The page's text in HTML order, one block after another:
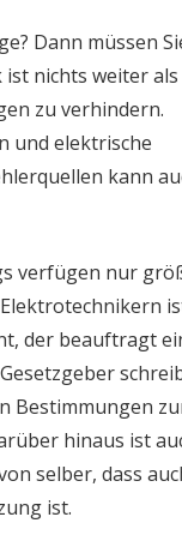
Dann müssen
nichts weiter als
zu verhindern.
und elektrische
kann
verfügen nur
der beauftragt
Bestimmungen
hinaus ist
selber, dass
ist.